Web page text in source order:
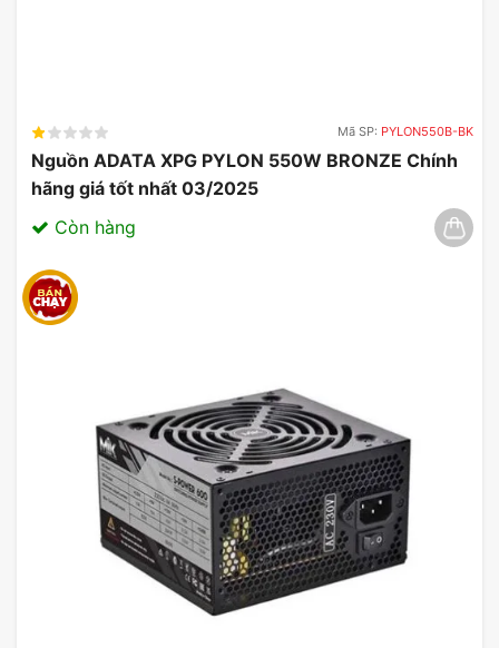
Mã SP: PYLON550B-BK
Nguồn ADATA XPG PYLON 550W BRONZE Chính
hãng giá tốt nhất 03/2025
Còn hàng